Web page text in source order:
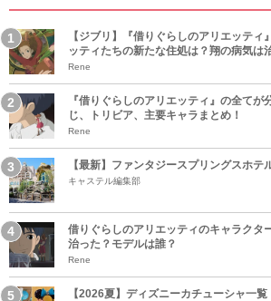
【ジブリ】『借りぐらしのアリエッテ
ッティたちの新たな住処は？翔の病気は
Rene
『借りぐらしのアリエッティ』の全てが
じ、トリビア、主要キャラまとめ！
Rene
【最新】ファンタジースプリングスホテ
キャステル編集部
借りぐらしのアリエッティのキャラクタ
治った？モデルは誰？
Rene
【2026夏】ディズニーカチューシャ一